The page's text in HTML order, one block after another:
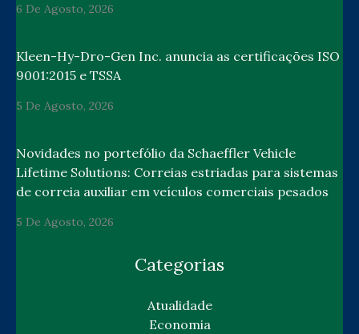
6 De Agosto, 2026
Kleen-Hy-Dro-Gen Inc. anuncia as certificações ISO
9001:2015 e TSSA
5 De Agosto, 2026
Novidades no portefólio da Schaeffler Vehicle
Lifetime Solutions: Correias estriadas para sistemas
de correia auxiliar em veículos comerciais pesados
5 De Agosto, 2026
Categorias
Atualidade
Economia